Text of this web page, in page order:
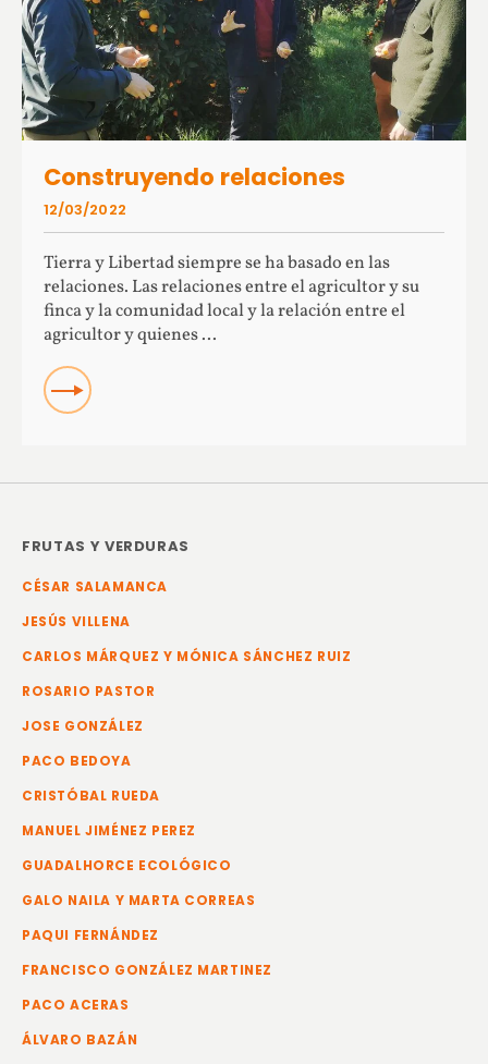
Construyendo relaciones
Tierra y Libertad siempre se ha basado en las
relaciones. Las relaciones entre el agricultor y su
finca y la comunidad local y la relación entre el
agricultor y quienes ...
READ
12/03/2022
FRUTAS Y VERDURAS
CÉSAR SALAMANCA
JESÚS VILLENA
CARLOS MÁRQUEZ Y MÓNICA SÁNCHEZ RUIZ
ROSARIO PASTOR
JOSE GONZÁLEZ
PACO BEDOYA
CRISTÓBAL RUEDA
MANUEL JIMÉNEZ PEREZ
GUADALHORCE ECOLÓGICO
GALO NAILA Y MARTA CORREAS
PAQUI FERNÁNDEZ
FRANCISCO GONZÁLEZ MARTINEZ
PACO ACERAS
ÁLVARO BAZÁN